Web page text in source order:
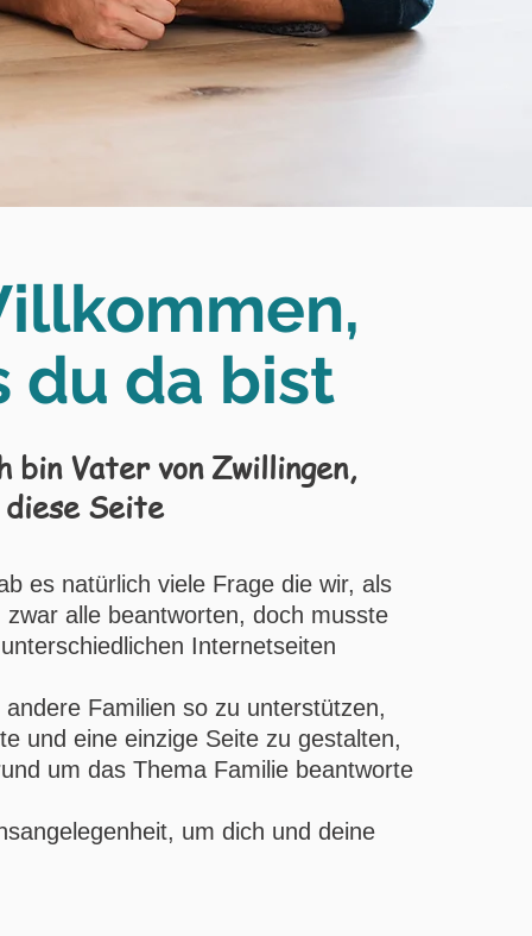
,
du da bist
Vater von Zwillingen,
Seite
es natürlich viele Frage die wir, als
alle beantworten, doch musste
Internetseiten
Familien so zu unterstützen,
und eine einzige Seite zu gestalten,
um das Thema Familie beantworte
um dich und deine